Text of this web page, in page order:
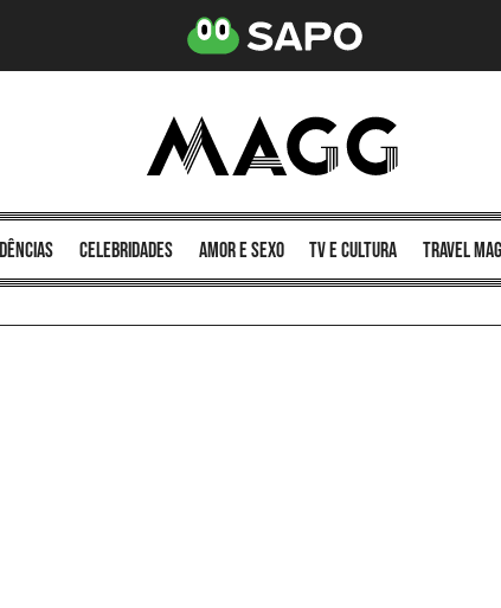
celebridades amor e sexo TV e cultura Travel